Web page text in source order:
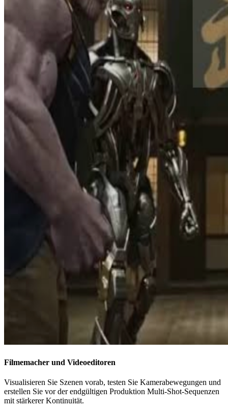
Filmemacher und Videoeditoren
Visualisieren Sie Szenen vorab, testen Sie Kamerabewegungen und
erstellen Sie vor der endgültigen Produktion Multi-Shot-Sequenzen
mit stärkerer Kontinuität.